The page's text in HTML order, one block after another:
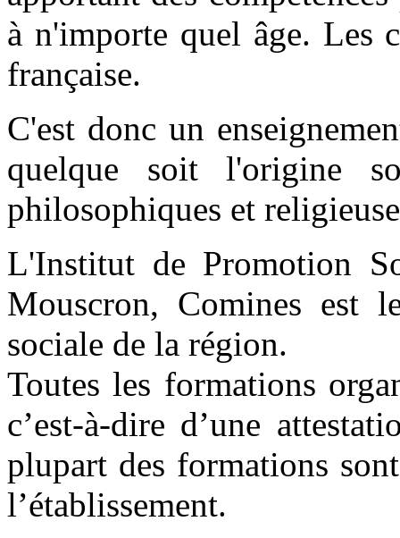
à n'importe quel âge. Les
française.
C'est donc un
quelque soit l'origine
philosophiques et
L'Institut de Promotion
Mouscron, Comines est
sociale de la région.
Toutes les formations
c’est-à-dire d’une
plupart des formations
l’établissement.